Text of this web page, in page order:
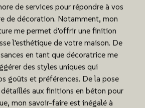
de services pour répondre à vos
de décoration. Notamment, mon
me permet d'offrir une finition
l'esthétique de votre maison. De
en tant que décoratrice me
des styles uniques qui
goûts et préférences. De la pose
aux finitions en béton pour
mon savoir-faire est inégalé à